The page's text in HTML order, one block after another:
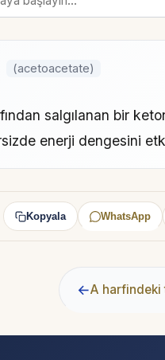
(acetoacetate)
salgılanan bir
enerji dengesini
Kopyala WhatsApp
←A harfindeki